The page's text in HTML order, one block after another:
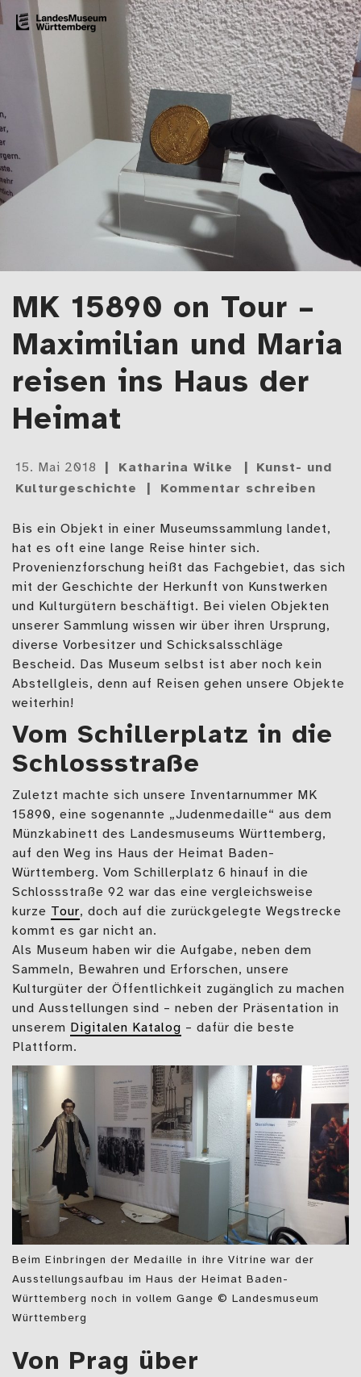
Zum Artikel springen LMW-Blog
Der Blog des Landesmuseums Württemberg
MK 15890 on Tour –
Maximilian und Maria
reisen ins Haus der
Heimat
Gepostet
am
15. Mai 2018 Katharina Wilke
Kunst- und
Kulturgeschichte
Kommentar schreiben
Bis ein Objekt in einer Museumssammlung landet,
hat es oft eine lange Reise hinter sich.
Provenienzforschung heißt das Fachgebiet, das sich
mit der Geschichte der Herkunft von Kunstwerken
und Kulturgütern beschäftigt. Bei vielen Objekten
unserer Sammlung wissen wir über ihren Ursprung,
diverse Vorbesitzer und Schicksalsschläge
Bescheid. Das Museum selbst ist aber noch kein
Abstellgleis, denn auf Reisen gehen unsere Objekte
weiterhin!
Vom Schillerplatz in die
Schlossstraße
Zuletzt machte sich unsere Inventarnummer MK
15890, eine sogenannte „Judenmedaille“ aus dem
Münzkabinett des Landesmuseums Württemberg,
auf den Weg ins Haus der Heimat Baden-
Württemberg. Vom Schillerplatz 6 hinauf in die
Schlossstraße 92 war das eine vergleichsweise
kurze Tour, doch auf die zurückgelegte Wegstrecke
kommt es gar nicht an.
Als Museum haben wir die Aufgabe, neben dem
Sammeln, Bewahren und Erforschen, unsere
Kulturgüter der Öffentlichkeit zugänglich zu machen
und Ausstellungen sind – neben der Präsentation in
unserem Digitalen Katalog – dafür die beste
Plattform.
Beim Einbringen der Medaille in ihre Vitrine war der
Ausstellungsaufbau im Haus der Heimat Baden-
Württemberg noch in vollem Gange © Landesmuseum
Württemberg
Von Prag über